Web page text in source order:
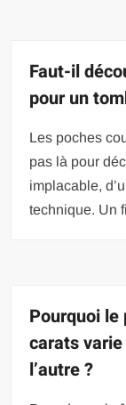
Faut-il
pour un
Les poches
pas là pour
implacable,
technique. Un
Pourquoi le
carats
l’autre ?